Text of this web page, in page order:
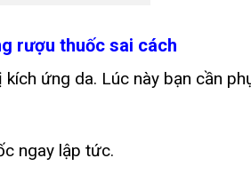
rượu thuốc sai cách
kích ứng da. Lúc này bạn cần
ngay lập tức.